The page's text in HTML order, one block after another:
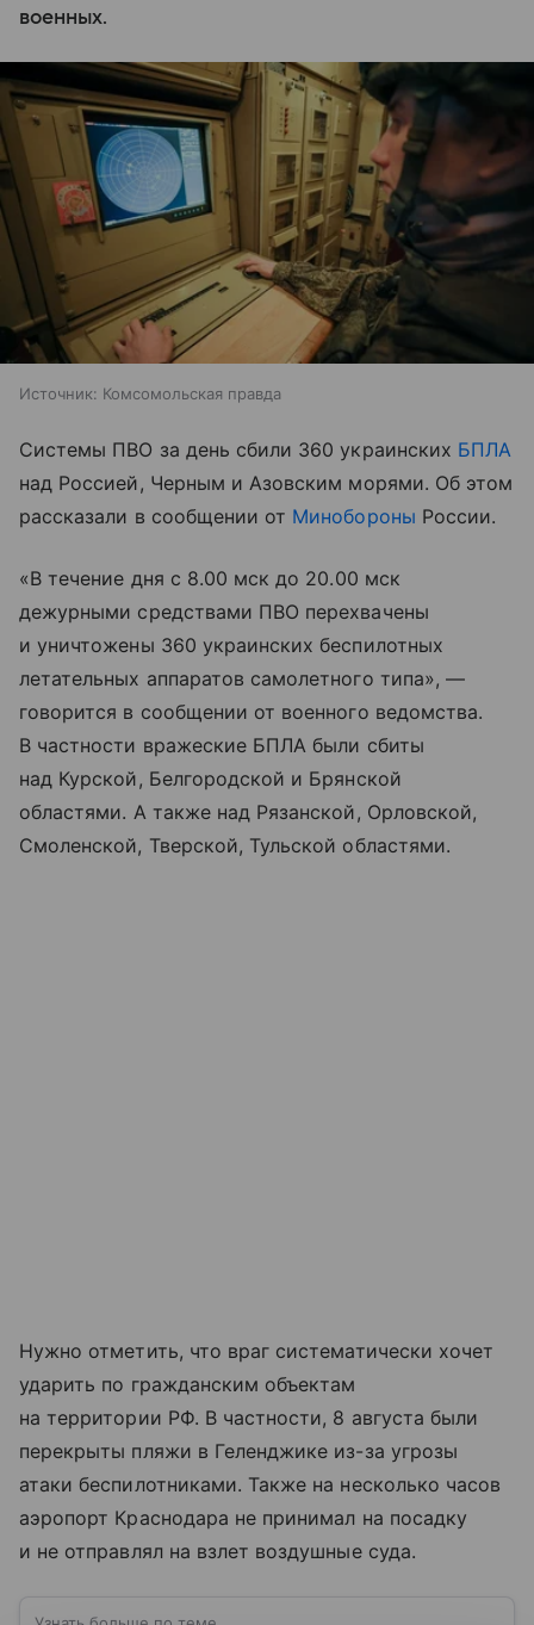
военных.
Источник: Комсомольская правда
Системы ПВО за день сбили 360 украинских БПЛА
над Россией, Черным и Азовским морями. Об этом
рассказали в сообщении от Минобороны России.
«В течение дня с 8.00 мск до 20.00 мск
дежурными средствами ПВО перехвачены
и уничтожены 360 украинских беспилотных
летательных аппаратов самолетного типа», —
говорится в сообщении от военного ведомства.
В частности вражеские БПЛА были сбиты
над Курской, Белгородской и Брянской
областями. А также над Рязанской, Орловской,
Смоленской, Тверской, Тульской областями.
Нужно отметить, что враг систематически хочет
ударить по гражданским объектам
на территории РФ. В частности, 8 августа были
перекрыты пляжи в Геленджике из-за угрозы
атаки беспилотниками. Также на несколько часов
аэропорт Краснодара не принимал на посадку
и не отправлял на взлет воздушные суда.